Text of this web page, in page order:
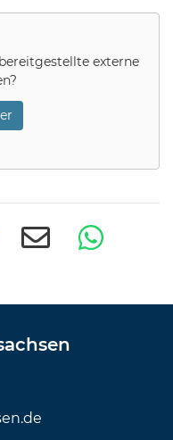
externe